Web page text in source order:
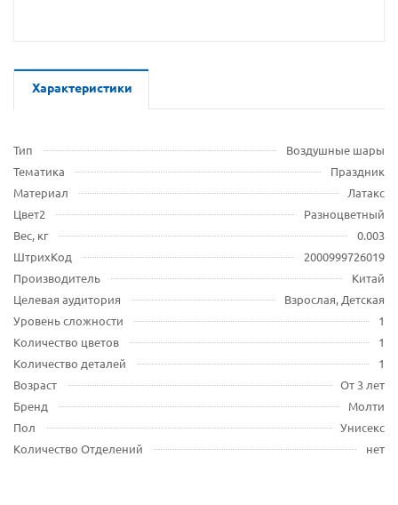
Характеристики
Тип
Воздушные шары
Тематика
Праздник
Материал
Латакс
Цвет2
Разноцветный
Вес, кг
0.003
ШтрихКод
2000999726019
Производитель
Китай
Целевая аудитория
Взрослая, Детская
Уровень сложности
1
Количество цветов
1
Количество деталей
1
Возраст
От 3 лет
Бренд
Молти
Пол
Унисекс
Количество Отделений
нет